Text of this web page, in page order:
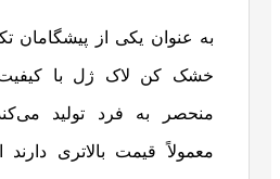
به عنوان یکی از پیشگامان
خشک کن لاک ژل با کیفیت
منحصر به فرد تولید
معمولاً قیمت بالاتری